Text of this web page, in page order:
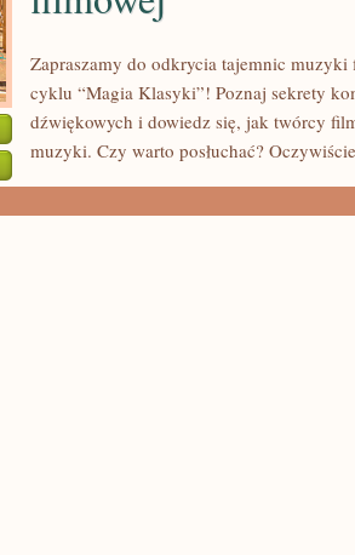
Zapraszamy do odkrycia tajemnic
cyklu “Magia Klasyki”! Poznaj sekrety
dźwiękowych i dowiedz się, jak twórcy
muzyki. Czy warto posłuchać?